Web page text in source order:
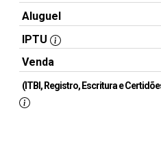
Aluguel
IPTU
Venda
(ITBI, Registro, Escritura e